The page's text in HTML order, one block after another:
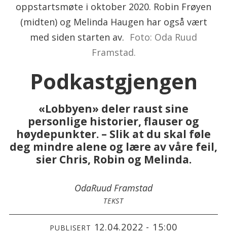
oppstartsmøte i oktober 2020. Robin Frøyen
(midten) og Melinda Haugen har også vært
med siden starten av. Foto: Oda Ruud
Framstad.
Podkastgjengen
«Lobbyen» deler raust sine
personlige historier, flauser og
høydepunkter. – Slik at du skal føle
deg mindre alene og lære av våre feil,
sier Chris, Robin og Melinda.
OdaRuud Framstad
TEKST
PUBLISERT 12.04.2022 - 15:00